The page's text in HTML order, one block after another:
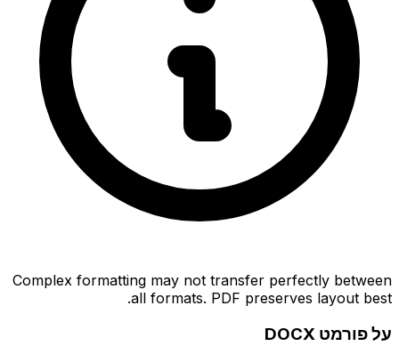
Complex formatting may not transfer perfectly between
all formats. PDF preserves layout best.
על פורמט DOCX